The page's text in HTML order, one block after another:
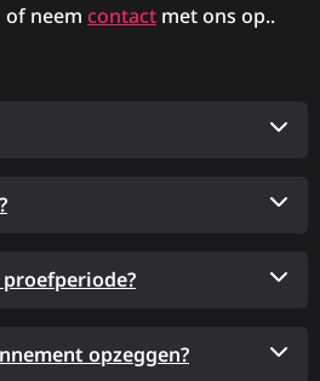
of neem contact met ons op..
opzeggen?